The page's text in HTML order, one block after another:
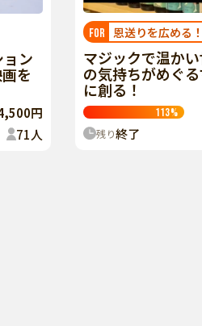
ン
を
円
71人
FOR 恩送りを広める！
マジックで温か
の気持ちがめぐ
に創る！
113%
残り終了